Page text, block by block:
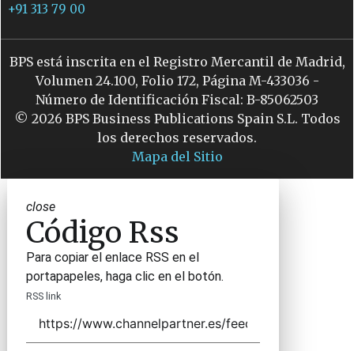
+91 313 79 00
BPS está inscrita en el Registro Mercantil de Madrid,
Volumen 24.100, Folio 172, Página M-433036 -
Número de Identificación Fiscal: B-85062503
© 2026 BPS Business Publications Spain S.L. Todos
los derechos reservados.
Mapa del Sitio
close
Código Rss
Para copiar el enlace RSS en el
portapapeles, haga clic en el botón.
RSS link